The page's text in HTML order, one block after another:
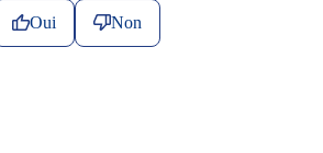
Oui Non